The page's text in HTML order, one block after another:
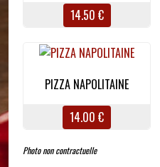
14.50 €
PIZZA NAPOLITAINE
14.00 €
Photo non contractuelle